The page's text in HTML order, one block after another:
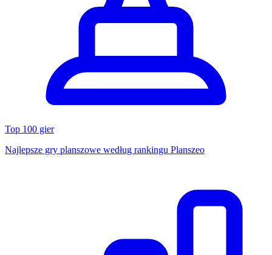
Top 100 gier
Najlepsze gry planszowe według rankingu Planszeo